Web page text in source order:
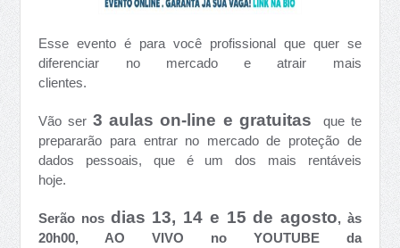
Esse evento é para você profissional que quer se
diferenciar no mercado e atrair mais
clientes.⠀⠀⠀⠀⠀⠀⠀⠀
Vão ser3 aulas on-line e gratuitas
que te
prepararão para entrar no mercado de proteção de
dados pessoais, que é um dos mais rentáveis
hoje.⠀⠀⠀⠀⠀⠀⠀⠀
Serão nos dias 13, 14 e 15 de agosto, às
20h00, AO VIVO no YOUTUBE da